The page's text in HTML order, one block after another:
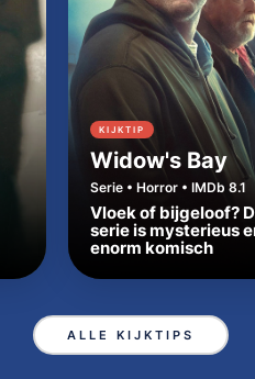
KIJKTIP
Widow's Bay
Serie • Horror • IMDb 8.1
Vloek of bijgeloof?
serie is mysterieus
enorm komisch
ALLE KIJKTIPS